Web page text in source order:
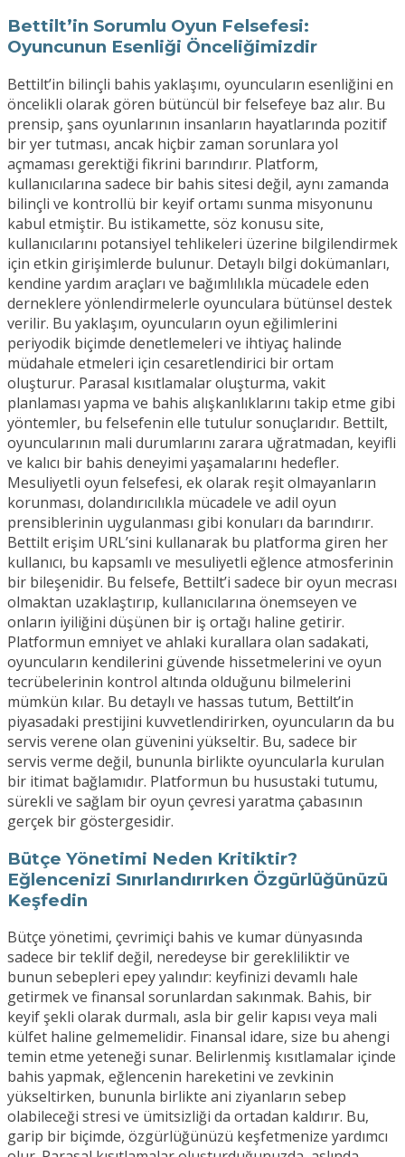
Bettilt’in Sorumlu Oyun Felsefesi:
Oyuncunun Esenliği Önceliğimizdir
Bettilt’in bilinçli bahis yaklaşımı, oyuncuların esenliğini en
öncelikli olarak gören bütüncül bir felsefeye baz alır. Bu
prensip, şans oyunlarının insanların hayatlarında pozitif
bir yer tutması, ancak hiçbir zaman sorunlara yol
açmaması gerektiği fikrini barındırır. Platform,
kullanıcılarına sadece bir bahis sitesi değil, aynı zamanda
bilinçli ve kontrollü bir keyif ortamı sunma misyonunu
kabul etmiştir. Bu istikamette, söz konusu site,
kullanıcılarını potansiyel tehlikeleri üzerine bilgilendirmek
için etkin girişimlerde bulunur. Detaylı bilgi dokümanları,
kendine yardım araçları ve bağımlılıkla mücadele eden
derneklere yönlendirmelerle oyunculara bütünsel destek
verilir. Bu yaklaşım, oyuncuların oyun eğilimlerini
periyodik biçimde denetlemeleri ve ihtiyaç halinde
müdahale etmeleri için cesaretlendirici bir ortam
oluşturur. Parasal kısıtlamalar oluşturma, vakit
planlaması yapma ve bahis alışkanlıklarını takip etme gibi
yöntemler, bu felsefenin elle tutulur sonuçlarıdır. Bettilt,
oyuncularının mali durumlarını zarara uğratmadan, keyifli
ve kalıcı bir bahis deneyimi yaşamalarını hedefler.
Mesuliyetli oyun felsefesi, ek olarak reşit olmayanların
korunması, dolandırıcılıkla mücadele ve adil oyun
prensiblerinin uygulanması gibi konuları da barındırır.
Bettilt erişim URL’sini kullanarak bu platforma giren her
kullanıcı, bu kapsamlı ve mesuliyetli eğlence atmosferinin
bir bileşenidir. Bu felsefe, Bettilt’i sadece bir oyun mecrası
olmaktan uzaklaştırıp, kullanıcılarına önemseyen ve
onların iyiliğini düşünen bir iş ortağı haline getirir.
Platformun emniyet ve ahlaki kurallara olan sadakati,
oyuncuların kendilerini güvende hissetmelerini ve oyun
tecrübelerinin kontrol altında olduğunu bilmelerini
mümkün kılar. Bu detaylı ve hassas tutum, Bettilt’in
piyasadaki prestijini kuvvetlendirirken, oyuncuların da bu
servis verene olan güvenini yükseltir. Bu, sadece bir
servis verme değil, bununla birlikte oyuncularla kurulan
bir itimat bağlamıdır. Platformun bu husustaki tutumu,
sürekli ve sağlam bir oyun çevresi yaratma çabasının
gerçek bir göstergesidir.
Bütçe Yönetimi Neden Kritiktir?
Eğlencenizi Sınırlandırırken Özgürlüğünüzü
Keşfedin
Bütçe yönetimi, çevrimiçi bahis ve kumar dünyasında
sadece bir teklif değil, neredeyse bir gerekliliktir ve
bunun sebepleri epey yalındır: keyfinizi devamlı hale
getirmek ve finansal sorunlardan sakınmak. Bahis, bir
keyif şekli olarak durmalı, asla bir gelir kapısı veya mali
külfet haline gelmemelidir. Finansal idare, size bu ahengi
temin etme yeteneği sunar. Belirlenmiş kısıtlamalar içinde
bahis yapmak, eğlencenin hareketini ve zevkinin
yükseltirken, bununla birlikte ani ziyanların sebep
olabileceği stresi ve ümitsizliği da ortadan kaldırır. Bu,
garip bir biçimde, özgürlüğünüzü keşfetmenize yardımcı